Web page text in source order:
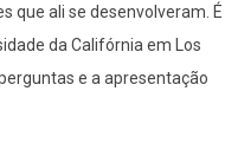
que ali se desenvolveram. É
da Califórnia em Los
e a apresentação